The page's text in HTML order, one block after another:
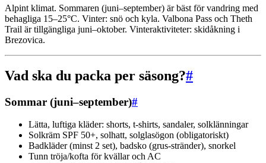
Alpint klimat. Sommaren (juni–september) är bäst för vandring med
behagliga 15–25°C. Vinter: snö och kyla. Valbona Pass och Theth
Trail är tillgängliga juni–oktober. Vinteraktiviteter: skidåkning i
Brezovica.
Vad ska du packa per säsong?#
Sommar (juni–september)#
Lätta, luftiga kläder: shorts, t-shirts, sandaler, solklänningar
Solkräm SPF 50+, solhatt, solglasögon (obligatoriskt)
Badkläder (minst 2 set), badsko (grus-stränder), snorkel
Tunn tröja/kofta för kvällar och AC